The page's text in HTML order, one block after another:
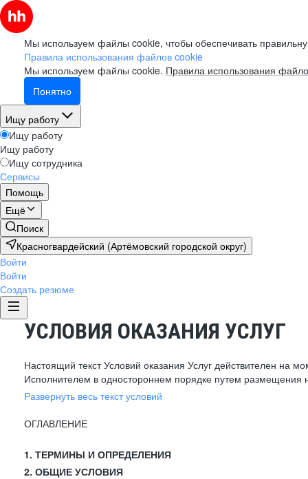
Мы используем файлы cookie, чтобы обеспечивать
Правила использования файлов cookie
Мы используем файлы cookie. Правила использования
Понятно
Ищу работу
Ищу работу
Ищу работу
Ищу сотрудника
Сервисы
Помощь
Ещё
Поиск
Красногвардейский (Артёмовский городской округ)
Войти
Войти
Создать резюме
УСЛОВИЯ ОКАЗАНИЯ УСЛУГ
Настоящий текст Условий оказания Услуг действителен на
Исполнителем в одностороннем порядке путем размещения
Развернуть весь текст условий
ОГЛАВЛЕНИЕ
1. ТЕРМИНЫ И ОПРЕДЕЛЕНИЯ
2. ОБЩИЕ УСЛОВИЯ